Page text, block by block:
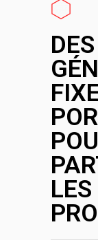
DES
LES